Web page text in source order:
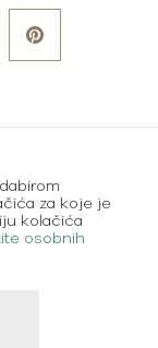
za koje je
kolačića
osobnih